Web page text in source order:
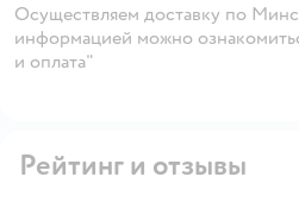
Осуществляем доставку по
информацией можно
и оплата"
Рейтинг и отзывы